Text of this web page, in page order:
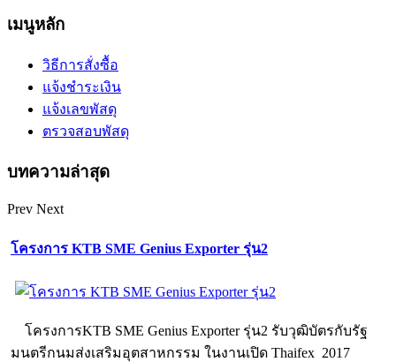
เมนูหลัก
วิธีการสั่งซื้อ
แจ้งชำระเงิน
แจ้งเลขพัสดุ
ตรวจสอบพัสดุ
บทความล่าสุด
Prev Next
โครงการ KTB SME Genius Exporter รุ่น2
โครงการKTB SME Genius Exporter รุ่น2 รับวุฒิบัตรกับรัฐ
มนตรีกนมส่งเสริมอุตสาหกรรม ในงานเปิด Thaifex 2017